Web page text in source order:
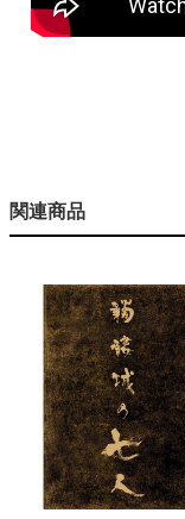
関連商品